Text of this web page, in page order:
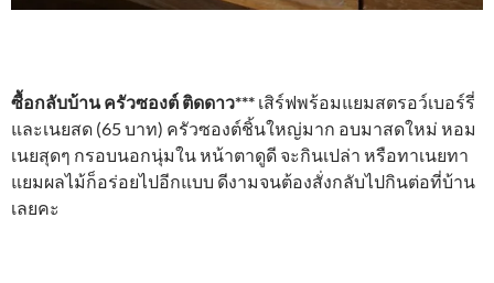
ซื้อกลับบ้าน ครัวซองต์ ติดดาว*** เสิร์ฟพร้อมแยมสตรอว์เบอร์รี่
และเนยสด (65 บาท) ครัวซองต์ชิ้นใหญ่มาก อบมาสดใหม่ หอม
เนยสุดๆ กรอบนอกนุ่มใน หน้าตาดูดี จะกินเปล่า หรือทาเนยทา
แยมผลไม้ก็อร่อยไปอีกแบบ ดีงามจนต้องสั่งกลับไปกินต่อที่บ้าน
เลยคะ